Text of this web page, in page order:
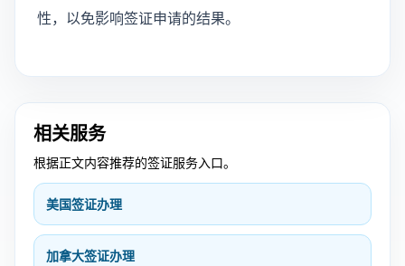
性，以免影响签证申请的结果。
相关服务
根据正文内容推荐的签证服务入口。
美国签证办理
加拿大签证办理